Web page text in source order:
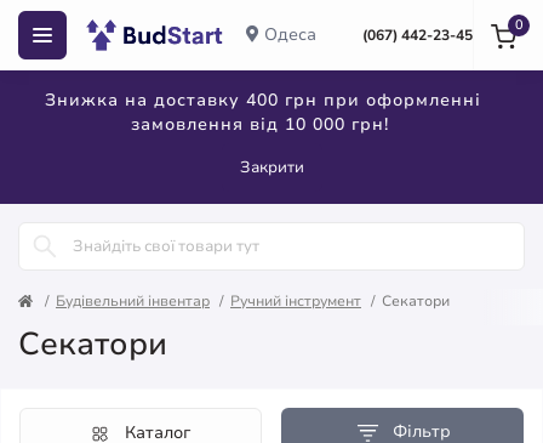
Одеса (067) 442-23-45
Знижка на доставку 400 грн при оформленні
замовлення від 10 000 грн!
Закрити
0
Будівельний інвентар Ручний інструмент Секатори
Секатори
Фільтр
Каталог